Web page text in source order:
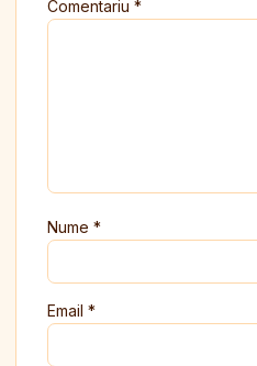
Comentariu *
Nume *
Email *